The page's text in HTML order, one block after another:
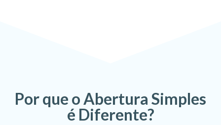
Por que o Abertura Simples
é Diferente?